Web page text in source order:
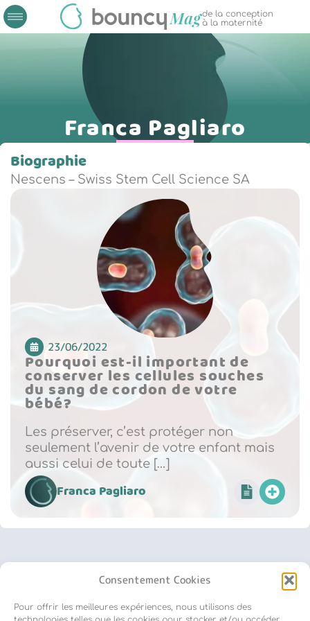
Consentement Cookies
Pour offrir les meilleures expériences, nous utilisons des
de la conception
à la maternité
Franca Pagliaro
Biographie
Nescens – Swiss Stem Cell Science SA
23/06/2022
Pourquoi est-il important de
conserver les cellules souches
du sang de cordon de votre
bébé?
Les préserver, c’est protéger non
seulement l’avenir de votre enfant mais
aussi celui de toute […]
Franca Pagliaro
Inscription newsletter